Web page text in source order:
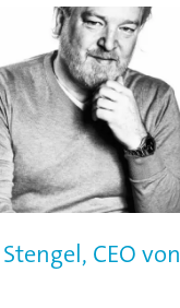
CEO von